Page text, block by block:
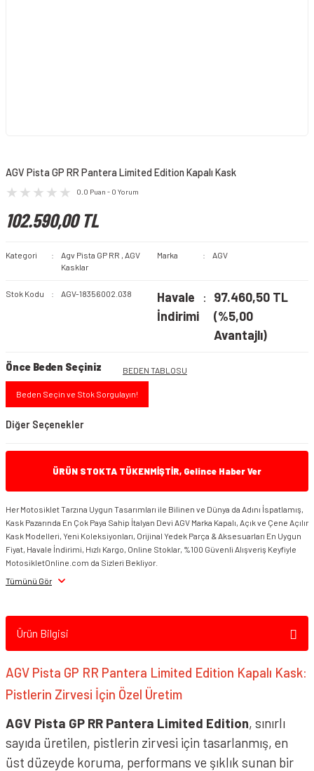
AGV Pista GP RR Pantera Limited Edition Kapalı Kask
0.0 Puan - 0 Yorum
102.590,00 TL
Kategori Agv Pista GP RR , AGV
Kasklar
Marka AGV
Stok Kodu AGV-18356002.038
Havale
İndirimi
97.460,50 TL
(%5,00
Avantajlı)
Önce Beden Seçiniz BEDEN TABLOSU
Beden Seçin ve Stok Sorgulayın!
Diğer Seçenekler
AGV Pista GP RR Kask Futuro Carbonio Forgiato
ÜRÜN STOKTA TÜKENMİŞTİR, Gelince Haber Ver
Her Motosiklet Tarzına Uygun Tasarımları ile Bilinen ve Dünya da Adını İspatlamış,
Kask Pazarında En Çok Paya Sahip İtalyan Devi AGV Marka Kapalı, Açık ve Çene Açılır
Kask Modelleri, Yeni Koleksiyonları, Orijinal Yedek Parça & Aksesuarları En Uygun
Fiyat, Havale İndirimi, Hızlı Kargo, Online Stoklar, %100 Güvenli Alışveriş Keyfiyle
MotosikletOnline.com da Sizleri Bekliyor.
Tümünü Gör
Ürün Bilgisi
AGV Pista GP RR Pantera Limited Edition Kapalı Kask:
Pistlerin Zirvesi İçin Özel Üretim
AGV Pista GP RR Pantera Limited Edition, sınırlı
sayıda üretilen, pistlerin zirvesi için tasarlanmış, en
üst düzeyde koruma, performans ve şıklık sunan bir